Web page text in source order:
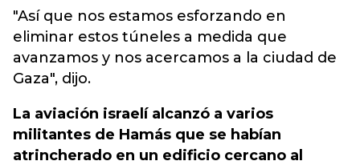
"Así que nos estamos esforzando en
eliminar estos túneles a medida que
avanzamos y nos acercamos a la ciudad de
Gaza", dijo.
La aviación israelí alcanzó a varios
militantes de Hamás que se habían
atrincherado en un edificio cercano al